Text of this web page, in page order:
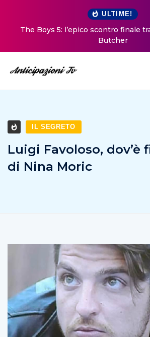
ULTIME!
The Boys 5: l’epico scontro finale
Butcher
IL SEGRETO
Luigi Favoloso, dov’è
di Nina Moric